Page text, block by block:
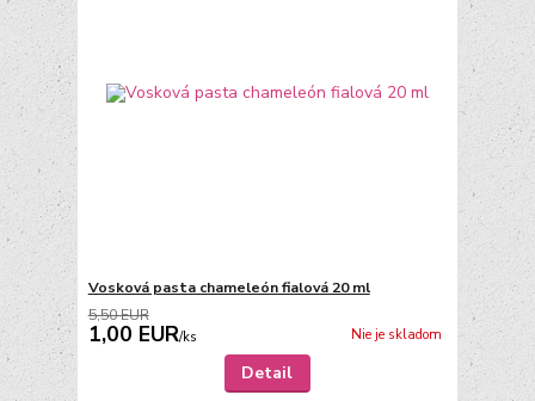
Vosková pasta chameleón fialová 20 ml
5,50 EUR
1,00 EUR/ks Nie je skladom
Detail